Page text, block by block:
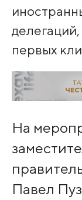
первых
На
Павел